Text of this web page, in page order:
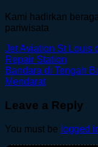
Kami hadirkan
pariwisata
Jet Aviation St Louis
Repair Station
Bandara di Tengah
Mendarat
Leave a Reply
You must be logged